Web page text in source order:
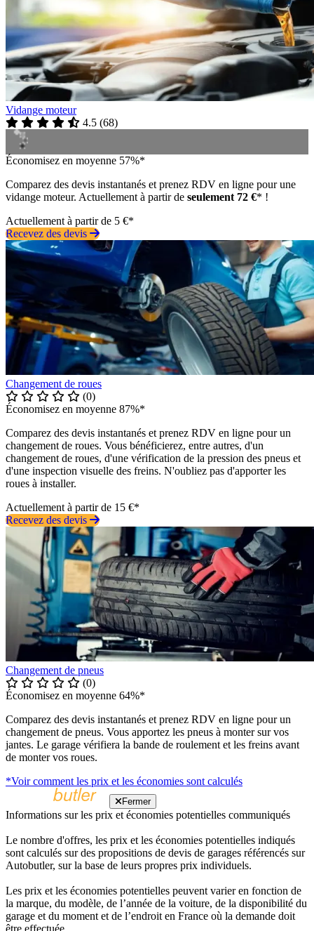
Vidange moteur
4.5 (68)
Économisez en moyenne 57%*
Comparez des devis instantanés et prenez RDV en ligne pour une
vidange moteur. Actuellement à partir de seulement 72 €* !
Actuellement à partir de 5 €*
Recevez des devis
Changement de roues
(0)
Économisez en moyenne 87%*
Comparez des devis instantanés et prenez RDV en ligne pour un
changement de roues. Vous bénéficierez, entre autres, d'un
changement de roues, d'une vérification de la pression des pneus et
d'une inspection visuelle des freins. N'oubliez pas d'apporter les
roues à installer.
Actuellement à partir de 15 €*
Recevez des devis
Changement de pneus
(0)
Économisez en moyenne 64%*
Comparez des devis instantanés et prenez RDV en ligne pour un
changement de pneus. Vous apportez les pneus à monter sur vos
jantes. Le garage vérifiera la bande de roulement et les freins avant
de monter vos roues.
*Voir comment les prix et les économies sont calculés
Fermer
Informations sur les prix et économies potentielles communiqués
Le nombre d'offres, les prix et les économies potentielles indiqués
sont calculés sur des propositions de devis de garages référencés sur
Autobutler, sur la base de leurs propres prix individuels.
Les prix et les économies potentielles peuvent varier en fonction de
la marque, du modèle, de l’année de la voiture, de la disponibilité du
garage et du moment et de l’endroit en France où la demande doit
être effectuée.